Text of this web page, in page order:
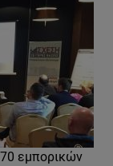
εμπορικών